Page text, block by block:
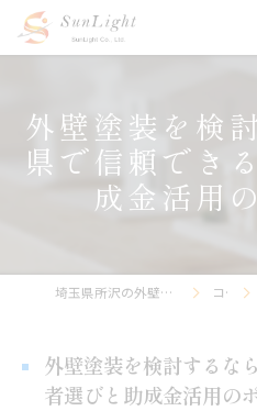
外壁塗装を検
県で信頼でき
成金活用
埼玉県所沢の外壁塗装なら株式会社サンライト コラム
外壁塗装を検討するな
者選びと助成金活用の